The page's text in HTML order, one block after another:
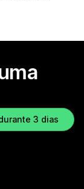
3 dias